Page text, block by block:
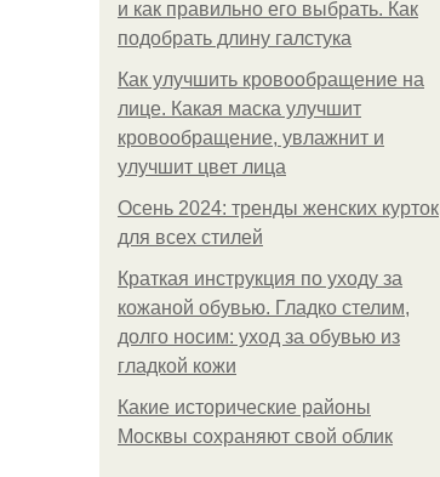
и как правильно его выбрать. Как
подобрать длину галстука
Как улучшить кровообращение на
лице. Какая маска улучшит
кровообращение, увлажнит и
улучшит цвет лица
Осень 2024: тренды женских курток
для всех стилей
Краткая инструкция по уходу за
кожаной обувью. Гладко стелим,
долго носим: уход за обувью из
гладкой кожи
Какие исторические районы
Москвы сохраняют свой облик